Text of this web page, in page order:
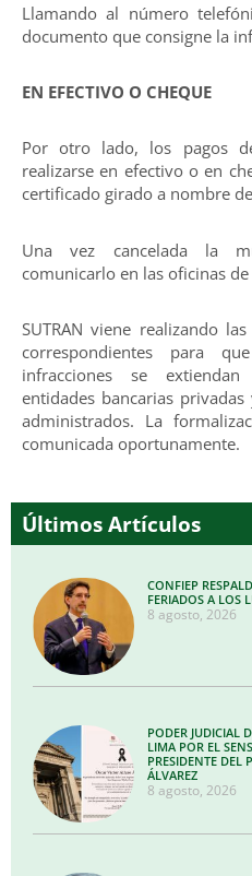
Llamando al número
documento que consigne la
EN EFECTIVO O CHEQUE
Por otro lado, los pagos
realizarse en efectivo o en
certificado girado a nombre
Una vez cancelada la
comunicarlo en las oficinas de
SUTRAN viene realizando
correspondientes para
infracciones se
entidades bancarias
administrados. La
comunicada oportunamente.
Últimos Artículos
CONFIEP
FERIADOS A LOS
8 agosto, 2026
PODER JUDICIAL
LIMA POR EL
PRESIDENTE DEL
ÁLVAREZ
8 agosto, 2026